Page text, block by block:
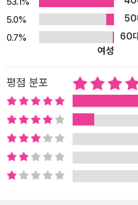
4년 볼로냐 국제 어린이 도서전
3회 펑즈카이 아동 그림책 우수상 수
니우는 대만의 권위적인 신이아동
상을 비롯해 2014년 볼로냐 국제
는 두려워!』는 아이들의 마음속 두
귀엽게 그렸습니다. 또한 매우 간
링의 당황스러운 표정과 몸짓을
동안 주목받지 못했던 대만의 그
줄 최고의 그림책입니다.
5.0%
50
0.7%
60
여성
평점 분포